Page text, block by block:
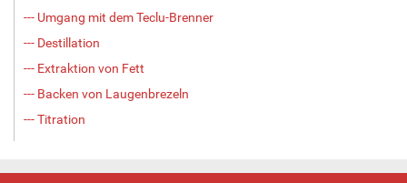
--- Umgang mit dem Teclu-Brenner
--- Destillation
--- Extraktion von Fett
--- Backen von Laugenbrezeln
--- Titration